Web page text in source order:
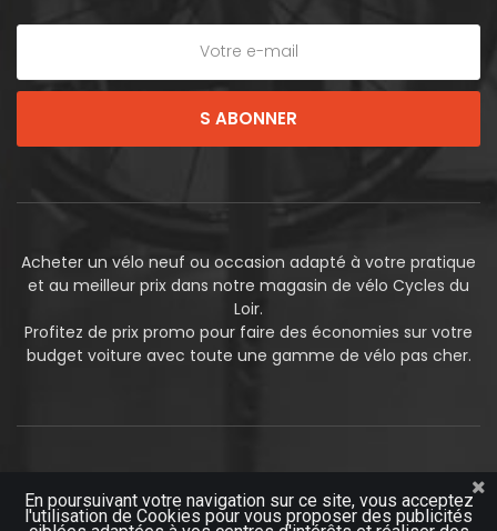
S ABONNER
Acheter un vélo neuf ou occasion adapté à votre pratique
et au meilleur prix dans notre magasin de vélo Cycles du
Loir.
Profitez de prix promo pour faire des économies sur votre
budget voiture avec toute une gamme de vélo pas cher.
En poursuivant votre navigation sur ce site, vous acceptez
l'utilisation de Cookies pour vous proposer des publicités